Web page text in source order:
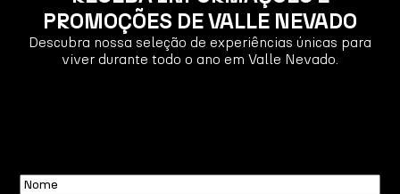
PROMOÇÕES DE VALLE NEVADO
Descubra nossa seleção de experiências únicas para
viver durante todo o ano em Valle Nevado.
Nome